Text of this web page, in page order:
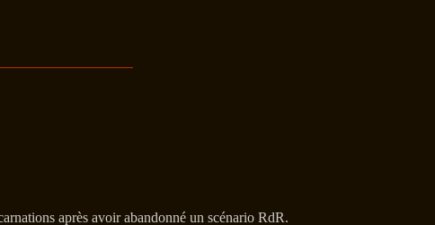
après avoir abandonné un scénario RdR.